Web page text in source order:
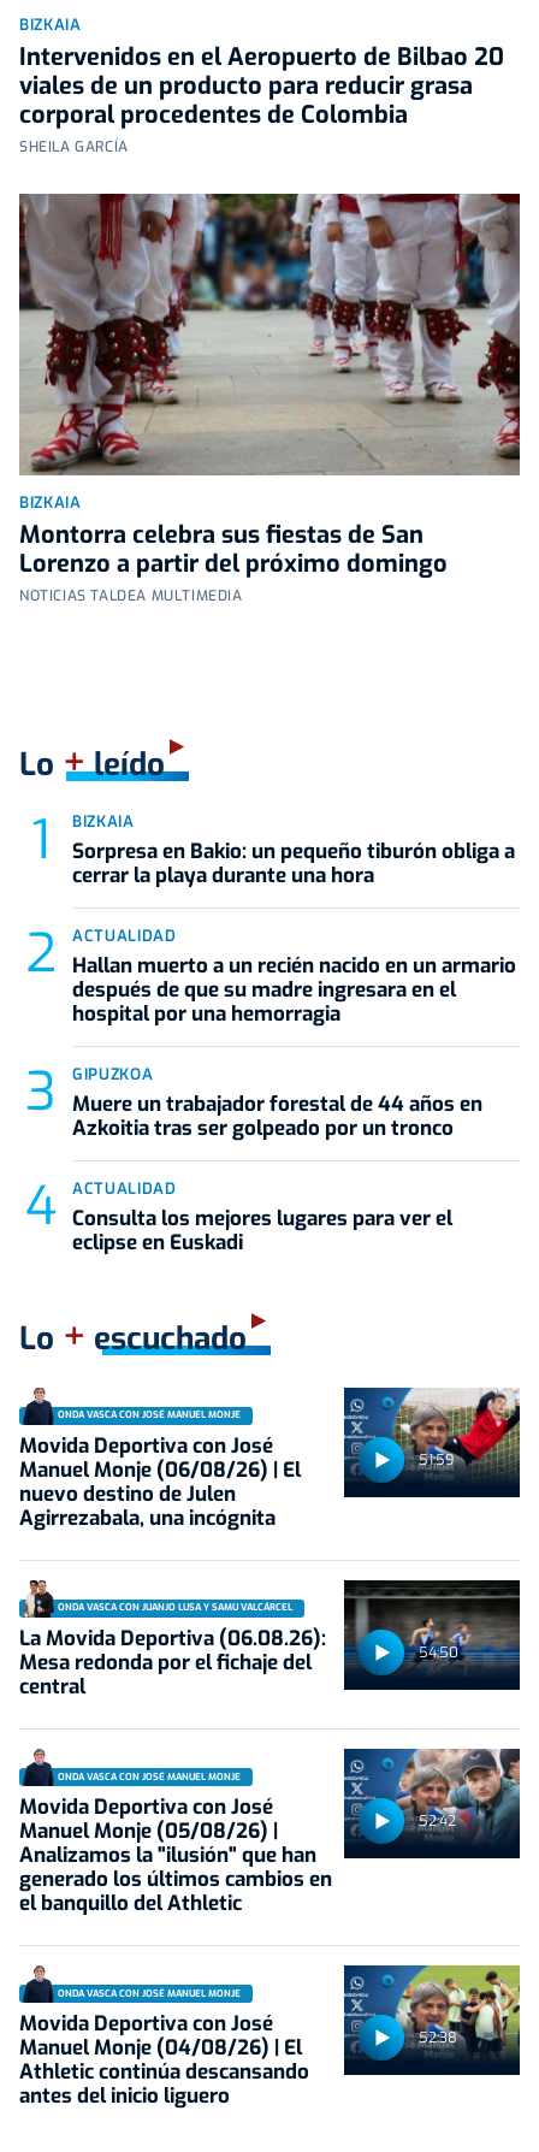
BIZKAIA
Intervenidos en el Aeropuerto de Bilbao 20
viales de un producto para reducir grasa
corporal procedentes de Colombia
SHEILA GARCÍA
BIZKAIA
Montorra celebra sus fiestas de San
Lorenzo a partir del próximo domingo
NOTICIAS TALDEA MULTIMEDIA
Lo +leído
BIZKAIA
Sorpresa en Bakio: un pequeño tiburón obliga a
cerrar la playa durante una hora
ACTUALIDAD
Hallan muerto a un recién nacido en un armario
después de que su madre ingresara en el
hospital por una hemorragia
GIPUZKOA
Muere un trabajador forestal de 44 años en
Azkoitia tras ser golpeado por un tronco
ACTUALIDAD
Consulta los mejores lugares para ver el
eclipse en Euskadi
Lo + escuchado
51:59
ONDA VASCA CON JOSÉ MANUEL MONJE
Movida Deportiva con José
Manuel Monje (06/08/26) | El
nuevo destino de Julen
Agirrezabala, una incógnita
54:50
ONDA VASCA CON JUANJO LUSA Y SAMU VALCÁRCEL
La Movida Deportiva (06.08.26):
Mesa redonda por el fichaje del
central
52:42
ONDA VASCA CON JOSÉ MANUEL MONJE
Movida Deportiva con José
Manuel Monje (05/08/26) |
Analizamos la "ilusión" que han
generado los últimos cambios en
el banquillo del Athletic
52:38
ONDA VASCA CON JOSÉ MANUEL MONJE
Movida Deportiva con José
Manuel Monje (04/08/26) | El
Athletic continúa descansando
antes del inicio liguero